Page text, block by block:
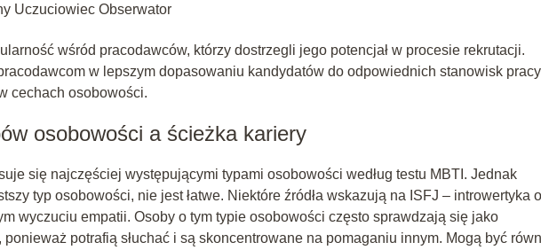
Uczuciowiec Obserwator
wśród pracodawców, którzy dostrzegli jego potencjał w procesie rekrutacji.
w lepszym dopasowaniu kandydatów do odpowiednich stanowisk
cechach osobowości.
osobowości a ścieżka kariery
się najczęściej występującymi typami osobowości według testu MBTI. Jednak
typ osobowości, nie jest łatwe. Niektóre źródła wskazują na ISFJ – introwertyka o
wyczuciu empatii. Osoby o tym typie osobowości często sprawdzają się jako
ponieważ potrafią słuchać i są skoncentrowane na pomaganiu innym. Mogą być